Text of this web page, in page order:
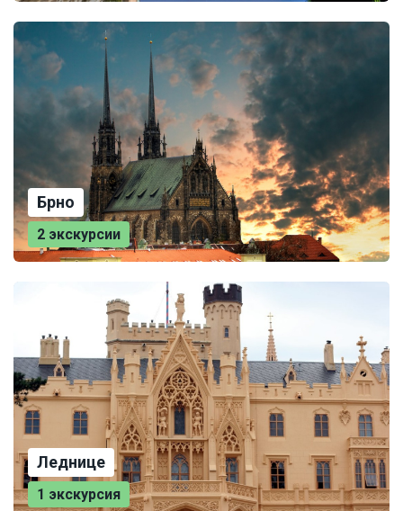
Брно
2 экскурсии
Леднице
1 экскурсия